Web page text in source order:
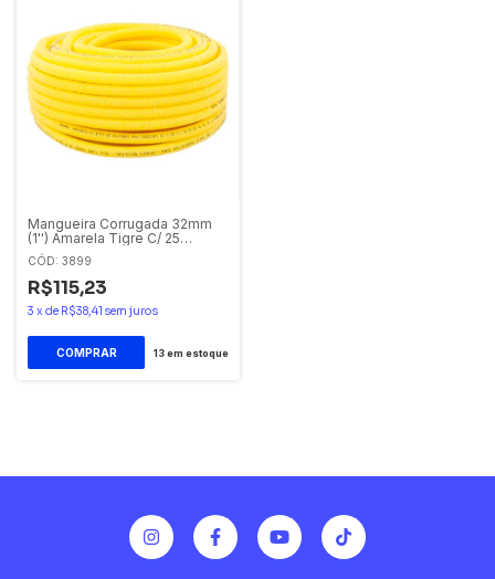
Mangueira Corrugada 32mm
(1'') Amarela Tigre C/ 25
Metros
CÓD: 3899
R$115,23
3 x de R$38,41 sem juros
13em estoque